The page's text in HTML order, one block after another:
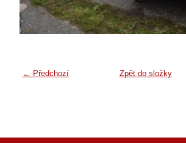
← Předchozí Zpět do složky